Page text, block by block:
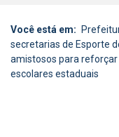
Você está em:
secretarias de Esporte
amistosos para
escolares estaduais